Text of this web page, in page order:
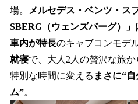
場。
メルセデス・ベンツ・ス
SBERG（ウェンズバーグ）
車内が特長のキャブコンモデ
就寝で、大人2人の贅沢な旅
特別な時間に変える まさに“
ム”。